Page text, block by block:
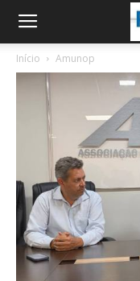
Início Amunop